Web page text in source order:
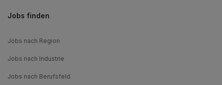
Jobs finden
Jobs nach Region
Jobs nach Industrie
Jobs nach Berufsfeld